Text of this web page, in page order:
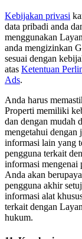
Kebijakan privasi
data pribadi anda
menggunakan
anda mengizinkan
sesuai dengan
atas Ketentuan
Ads.
Anda harus
Properti memiliki
dan dengan mudah
mengetahui dengan
informasi lain yang
pengguna terkait
informasi mengenai
Anda akan
pengguna akhir
informasi alat
terkait dengan
hukum.